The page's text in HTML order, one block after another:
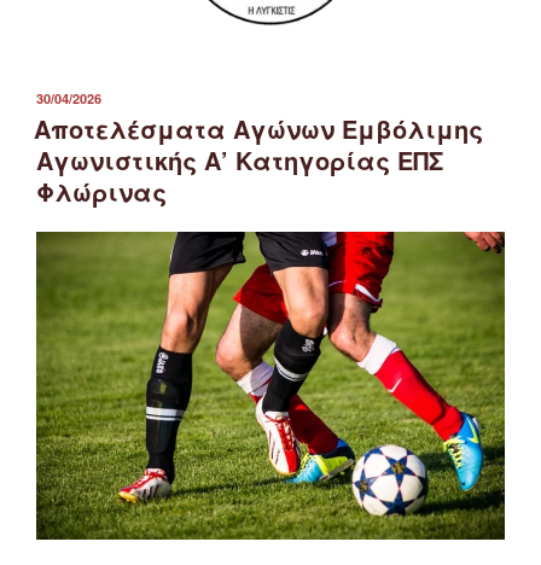
ΔΗΜΟΣΙΕΎΤΗΚΕ
ΣΤΙΣ
30/04/2026
Αποτελέσματα Αγώνων Εμβόλιμης
Αγωνιστικής Α’ Κατηγορίας ΕΠΣ
Φλώρινας